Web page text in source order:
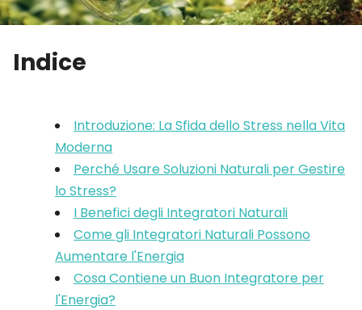
Indice
Introduzione: La Sfida dello Stress nella Vita
Moderna
Perché Usare Soluzioni Naturali per Gestire
lo Stress?
I Benefici degli Integratori Naturali
Come gli Integratori Naturali Possono
Aumentare l'Energia
Cosa Contiene un Buon Integratore per
l'Energia?